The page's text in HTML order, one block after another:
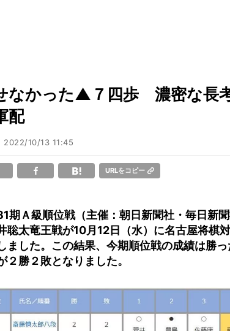
なかった▲７四歩 濃密な長
配
2022/10/13 11:45
URLをコピー
期Ａ級順位戦（主催：朝日新聞社・毎日
聡太竜王戦が10月12日（水）に名古屋将棋
ました。この結果、今期順位戦の成績は勝
２勝２敗となりました。